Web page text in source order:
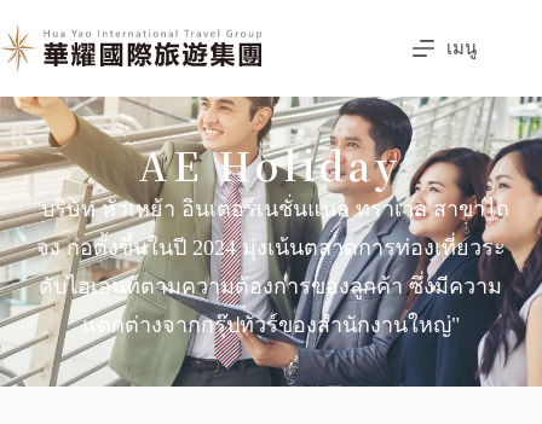
เมนู
AE Holiday
"บริษัท หัวเหย้า อินเตอร์เนชั่นแนล ทราเวล สาขาไถ
จง ก่อตั้งขึ้นในปี 2024 มุ่งเน้นตลาดการท่องเที่ยวระ
ดับไฮเอนท์ตามความต้องการของลูกค้า ซึ่งมีความ
แตกต่างจากกรุ๊ปทัวร์ของสำนักงานใหญ่"